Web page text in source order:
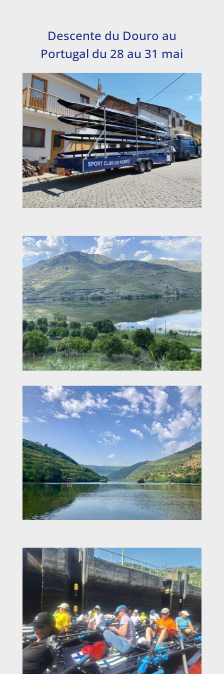
JUIN
2025
Descente du Douro au
Portugal du 28 au 31 mai